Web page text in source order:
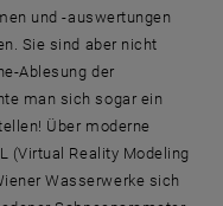
und -auswertungen
Sie sind aber nicht
Ablesung der
man sich sogar ein
Über moderne
(Virtual Reality Modeling
Wasserwerke sich